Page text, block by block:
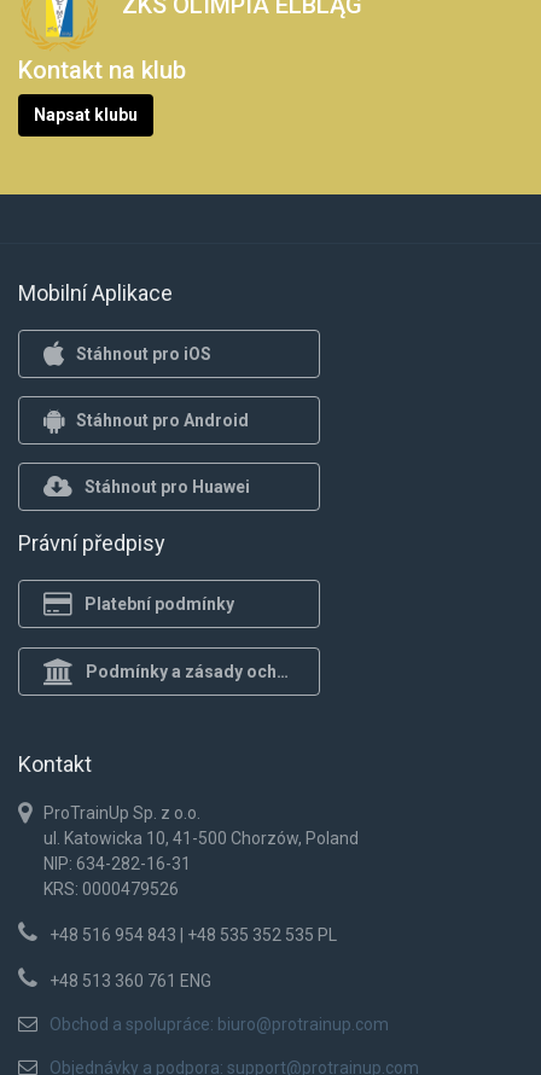
Kontakt na klub
Napsat klubu
Mobilní Aplikace
Stáhnout pro iOS
Stáhnout pro Android
Stáhnout pro Huawei
Právní předpisy
Platební podmínky
Podmínky a zásady ochrany osob.
Kontakt
ProTrainUp Sp. z o.o.
ul. Katowicka 10, 41-500 Chorzów, Poland
NIP: 634-282-16-31
KRS: 0000479526
+48 516 954 843 | +48 535 352 535 PL
+48 513 360 761 ENG
Obchod a spolupráce: biuro@protrainup.com
Objednávky a podpora: support@protrainup.com